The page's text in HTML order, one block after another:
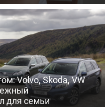
Volvo, Skoda, VW
для семьи